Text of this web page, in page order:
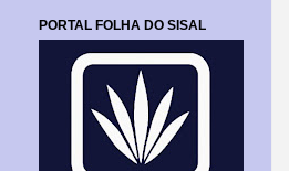
PORTAL FOLHA DO SISAL